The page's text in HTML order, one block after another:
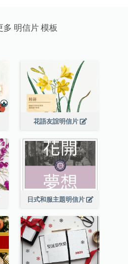
多 明信片 模板
花語友誼明信片
日式和服主題明信片